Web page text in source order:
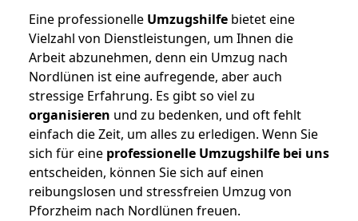
Eine professionelle Umzugshilfe bietet eine
Vielzahl von Dienstleistungen, um Ihnen die
Arbeit abzunehmen, denn ein Umzug nach
Nordlünen ist eine aufregende, aber auch
stressige Erfahrung. Es gibt so viel zu
organisieren und zu bedenken, und oft fehlt
einfach die Zeit, um alles zu erledigen. Wenn Sie
sich für eine professionelle Umzugshilfe bei uns
entscheiden, können Sie sich auf einen
reibungslosen und stressfreien Umzug von
Pforzheim nach Nordlünen freuen.